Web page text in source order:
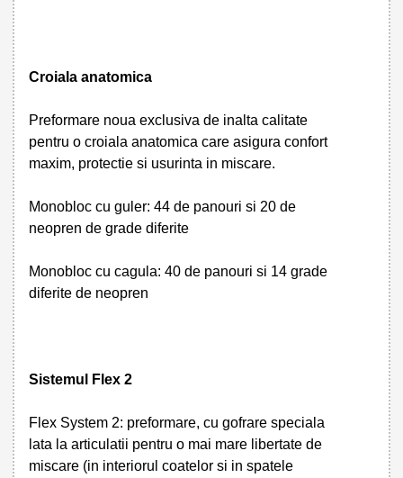
Croiala anatomica
Preformare noua exclusiva de inalta calitate
pentru o croiala anatomica care asigura confort
maxim, protectie si usurinta in miscare.
Monobloc cu guler: 44 de panouri si 20 de
neopren de grade diferite
Monobloc cu cagula: 40 de panouri si 14 grade
diferite de neopren
Sistemul Flex 2
Flex System 2: preformare, cu gofrare speciala
lata la articulatii pentru o mai mare libertate de
miscare (in interiorul coatelor si in spatele